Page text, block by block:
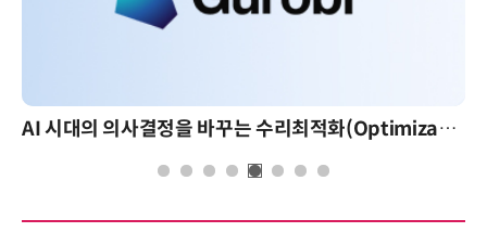
AI 시대의 의사결정을 바꾸는 수리최적화(Optimization): 실제 산업 적용 사례와 활용 전략